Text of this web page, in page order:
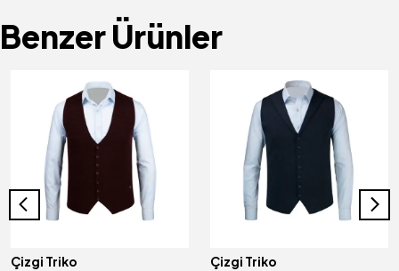
Benzer Ürünler
Çizgi Triko Çizgi Triko